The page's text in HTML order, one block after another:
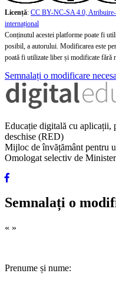
Licență: CC BY-NC-SA 4.0,
internațional
Conținutul acestei platforme poate fi
posibil, a autorului. Modificarea este
poată fi utilizate liber și modificate fără
Semnalați o modificare
Educație digitală cu aplicații,
deschise (RED)
Mijloc de învățământ pentru
Omologat selectiv de
Semnalați o
« »
Prenume și nume: